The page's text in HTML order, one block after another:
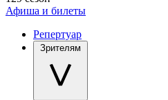
Афиша и билеты
Репертуар
Зрителям